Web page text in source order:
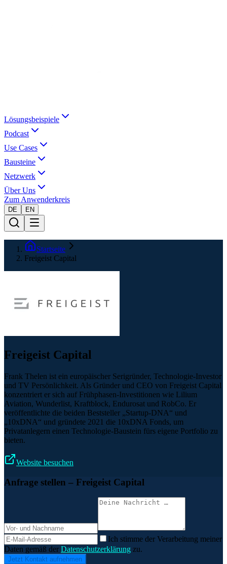
Lösungsbeispiele
Podcast
Use Cases
Bausteine
Netzwerk
Über Uns
Zum Anwenderkreis
DE EN
Startseite
Freigeist Capital
Freigeist Capital
Frank Thelen ist ein europäischer Serigründer, Technologie-Investor
und TV Persönlichkeit. Als Gründer und CEO von Freigeist Capital
konzentriert er sich auf Frühphasen-Investitionen wie Lilium
Aviation, Wunderlist, Kraftblock, Endurosat und RobCo. Er
veröffentlichte die beiden Beststeller „Startup-DNA“ und
„10xDNA“ und gründete 2021 die 10xDNA Fonds, um
Privatanlegern einen Technologie-Baustein fürs eigene Portfolio zu
bieten.
Website besuchen
Anfrage stellen – Freigeist Capital
Ich stimme der Verarbeitung meiner
Daten gemäß der Datenschutzerklärung zu.
Jetzt Kontakt aufnehmen